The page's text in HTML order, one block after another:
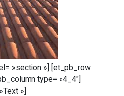
»section »] [et_pb_row
type= »4_4″]
»]